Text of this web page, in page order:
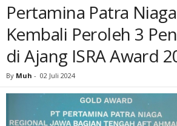
Pertamina Patra Niaga
Kembali Peroleh 3
di Ajang ISRA Award
By Muh - 02 Juli 2024